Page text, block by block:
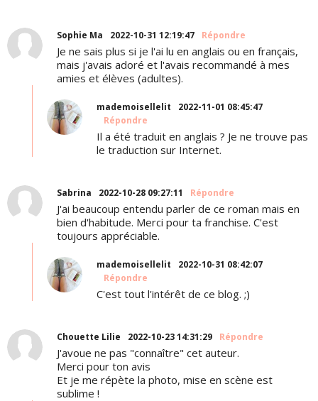
Sophie Ma 2022-10-31 12:19:47 Répondre
Je ne sais plus si je l'ai lu en anglais ou en français,
mais j'avais adoré et l'avais recommandé à mes
amies et élèves (adultes).
mademoisellelit
2022-11-01 08:45:47
Répondre
Il a été traduit en anglais ? Je ne trouve pas
le traduction sur Internet.
Sabrina 2022-10-28 09:27:11 Répondre
J'ai beaucoup entendu parler de ce roman mais en
bien d'habitude. Merci pour ta franchise. C'est
toujours appréciable.
mademoisellelit
2022-10-31 08:42:07
Répondre
C'est tout l'intérêt de ce blog. ;)
Chouette Lilie 2022-10-23 14:31:29 Répondre
J'avoue ne pas "connaître" cet auteur.
Merci pour ton avis
Et je me répète la photo, mise en scène est
sublime !